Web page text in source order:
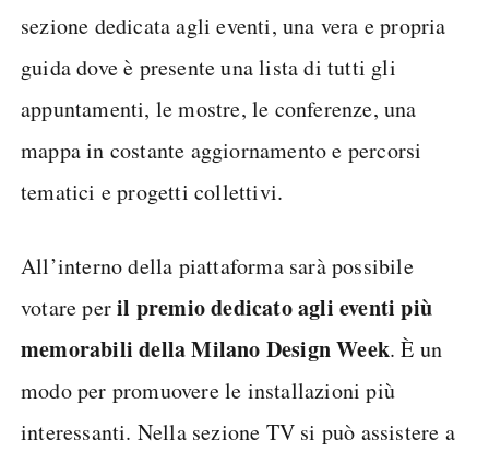
sezione dedicata agli eventi, una vera e propria
guida dove è presente una lista di tutti gli
appuntamenti, le mostre, le conferenze, una
mappa in costante aggiornamento e percorsi
tematici e progetti collettivi.
All’interno della piattaforma sarà possibile
votare peril premio dedicato agli eventi più
memorabili della Milano Design Week. È un
modo per promuovere le installazioni più
interessanti. Nella sezione TV si può assistere a